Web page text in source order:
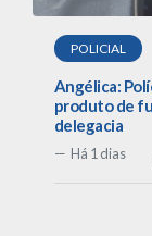
POLICIAL
Angélica:
produto de
delegacia
Há 1 dias